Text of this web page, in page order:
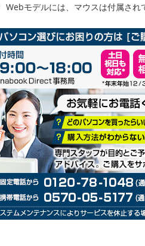
Webモデルには、マウスは付属され